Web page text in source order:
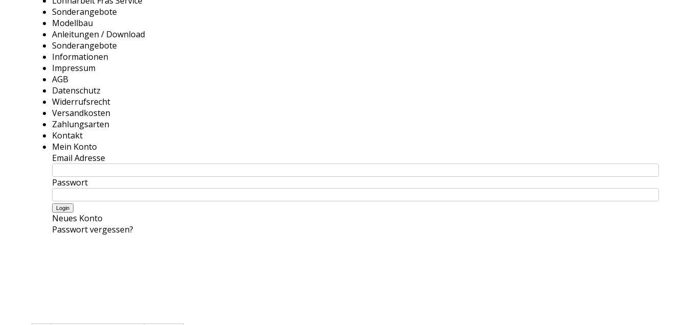
Sonderangebote
Modellbau
Anleitungen / Download
Sonderangebote
Informationen
Impressum
AGB
Datenschutz
Widerrufsrecht
Versandkosten
Zahlungsarten
Kontakt
Mein Konto
Email Adresse
Passwort
Neues Konto
Passwort vergessen?